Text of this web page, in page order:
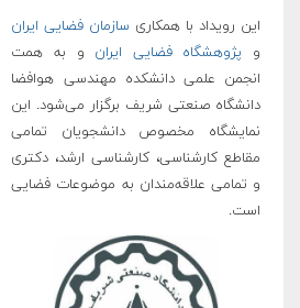
این رویداد با همکاری سازمان فضایی ایران
و پژوهشگاه فضایی ایران و به همت
انجمن علمی دانشکده مهندسی هوافضا
دانشگاه صنعتی شریف برگزار می‌شود. این
نمایشگاه مخصوص دانشجویان تمامی
مقاطع کارشناسی، کارشناسی ارشد، دکتری
و تمامی علاقه‌مندان به موضوعات فضایی
است.